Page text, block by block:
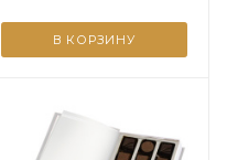
В КОРЗИНУ